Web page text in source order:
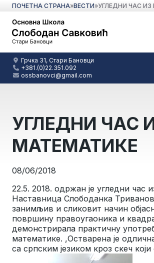
ПОЧЕТНА СТРАНА»ВЕСТИ»УГЛЕДНИ ЧАС
Грчка 31, Стари Бановци
+381.(0)22.351.092
ossbanovci@gmail.com
УГЛЕДНИ ЧАС
МАТЕМАТИКЕ
08/06/2018
22.5. 2018. одржан је угледни час
Наставница Слободанка
занимљив и сликовит начин
површину правоугаоника и
демонстрирала практичну
математике. ,Остварена је
са српским језиком кроз скеч